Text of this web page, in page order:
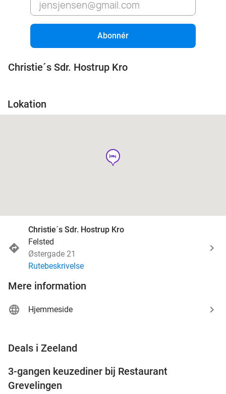
Abonnér
Christie´s Sdr. Hostrup Kro
Lokation
hotel
Christie´s Sdr. Hostrup Kro
Felsted
Østergade 21
Rutebeskrivelse
Mere information
Hjemmeside
Deals i Zeeland
3-gangen keuzediner bij Restaurant
Grevelingen